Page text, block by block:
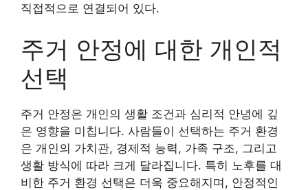
직접적으로 연결되어 있다.
주거 안정에 대한 개인적
선택
주거 안정은 개인의 생활 조건과 심리적 안녕에 깊
은 영향을 미칩니다. 사람들이 선택하는 주거 환경
은 개인의 가치관, 경제적 능력, 가족 구조, 그리고
생활 방식에 따라 크게 달라집니다. 특히 노후를 대
비한 주거 환경 선택은 더욱 중요해지며, 안정적인